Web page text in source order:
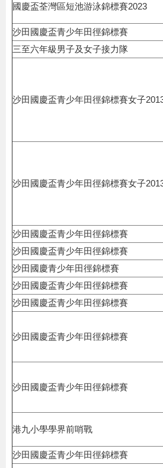
國慶盃荃灣區短池游泳錦標賽2023
沙田國慶盃青少年田徑錦標賽
三至六年級男子及女子接力隊
沙田國慶盃青少年田徑錦標賽女子
沙田國慶盃青少年田徑錦標賽女子
沙田國慶盃青少年田徑錦標賽
沙田國慶盃青少年田徑錦標賽
沙田國慶青少年田徑錦標賽
沙田國慶盃青少年田徑錦標賽
沙田國慶盃青少年田徑錦標賽
沙田國慶盃青少年田徑錦標賽
沙田國慶盃青少年田徑錦標賽
港九小學學界前哨戰
沙田國慶盃青少年田徑錦標賽